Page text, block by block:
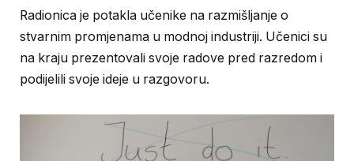
Radionica je potakla učenike na razmišljanje o
stvarnim promjenama u modnoj industriji. Učenici su
na kraju prezentovali svoje radove pred razredom i
podijelili svoje ideje u razgovoru.